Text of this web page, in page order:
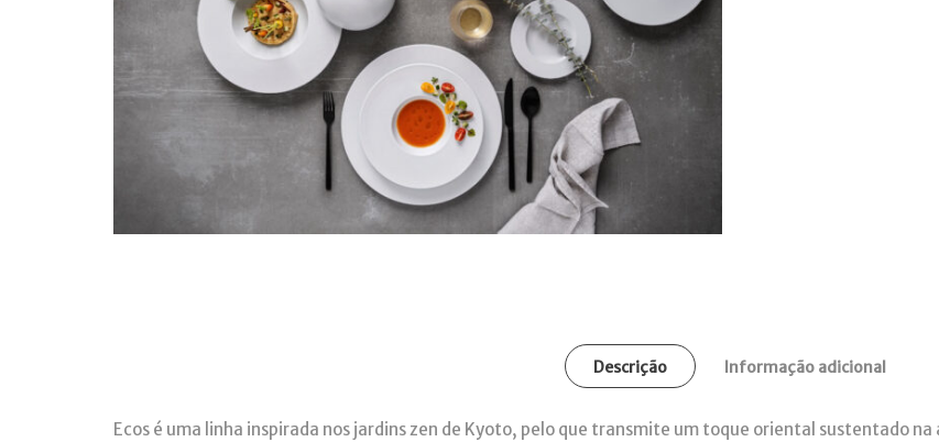
Descrição Informação adicional
Ecos é uma linha inspirada nos jardins zen de Kyoto, pelo que transmite um toque oriental sustentado